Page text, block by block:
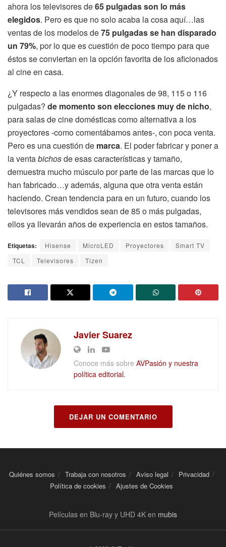
ahora los televisores de65 pulgadas son lo más
elegidos. Pero es que no solo acaba la cosa aquí…las
ventas de los modelos de75 pulgadas se han disparado
un 79%, por lo que es cuestión de poco tiempo para que
éstos se conviertan en la opción favorita de los aficionados
al cine en casa.
¿Y respecto a las enormes diagonales de 98, 115 o 116
pulgadas? de momento son elecciones muy de nicho,
para salas de cine domésticas como alternativa a los
proyectores -como comentábamos antes-, con poca venta.
Pero es una cuestión de marca. El poder fabricar y poner a
la ventabichosde esas características y tamaño,
demuestra mucho músculo por parte de las marcas que lo
han fabricado…y además, alguna que otra venta están
haciendo. Crean tendencia para en un futuro, cuando los
televisores más vendidos sean de 85 o más pulgadas,
ellos ya llevarán años de experiencia en estos tamaños.
Etiquetas: Hisense MicroLED Proyectores
Smart TV
TCL
Televisores Tizen
Javier Suarez
Conoce más sobre AVPasión y nuestra
política editorial.
DEJAR UN COMENTARIO
Quiénes somos Trabaja con nosotros Aviso legal
Privacidad
Política de cookies
Ajustes de Cookies
Películas en Blu-ray y UHD 4K en mubis